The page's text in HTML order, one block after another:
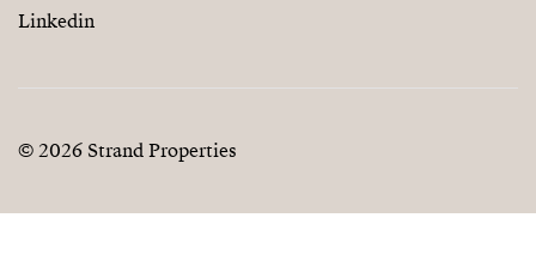
Linkedin
© 2026 Strand Properties